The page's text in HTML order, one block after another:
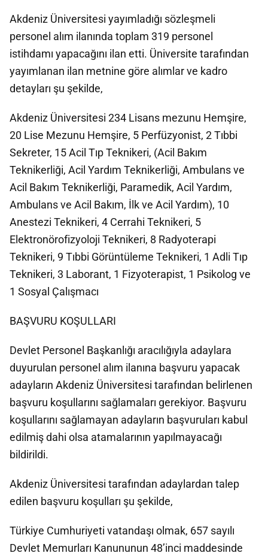
Akdeniz Üniversitesi yayımladığı sözleşmeli
personel alım ilanında toplam 319 personel
istihdamı yapacağını ilan etti. Üniversite tarafından
yayımlanan ilan metnine göre alımlar ve kadro
detayları şu şekilde,
Akdeniz Üniversitesi 234 Lisans mezunu Hemşire,
20 Lise Mezunu Hemşire, 5 Perfüzyonist, 2 Tıbbi
Sekreter, 15 Acil Tıp Teknikeri, (Acil Bakım
Teknikerliği, Acil Yardım Teknikerliği, Ambulans ve
Acil Bakım Teknikerliği, Paramedik, Acil Yardım,
Ambulans ve Acil Bakım, İlk ve Acil Yardım), 10
Anestezi Teknikeri, 4 Cerrahi Teknikeri, 5
Elektronörofizyoloji Teknikeri, 8 Radyoterapi
Teknikeri, 9 Tıbbi Görüntüleme Teknikeri, 1 Adli Tıp
Teknikeri, 3 Laborant, 1 Fizyoterapist, 1 Psikolog ve
1 Sosyal Çalışmacı
BAŞVURU KOŞULLARI
Devlet Personel Başkanlığı aracılığıyla adaylara
duyurulan personel alım ilanına başvuru yapacak
adayların Akdeniz Üniversitesi tarafından belirlenen
başvuru koşullarını sağlamaları gerekiyor. Başvuru
koşullarını sağlamayan adayların başvuruları kabul
edilmiş dahi olsa atamalarının yapılmayacağı
bildirildi.
Akdeniz Üniversitesi tarafından adaylardan talep
edilen başvuru koşulları şu şekilde,
Türkiye Cumhuriyeti vatandaşı olmak, 657 sayılı
Devlet Memurları Kanununun 48’inci maddesinde